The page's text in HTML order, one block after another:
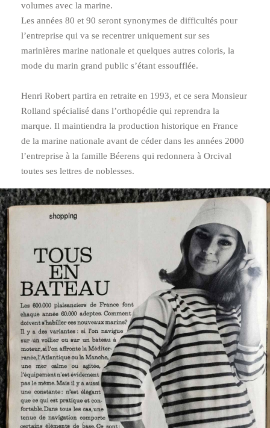
volumes avec la marine.
Les années 80 et 90 seront synonymes de difficultés pour
lʼentreprise qui va se recentrer uniquement sur ses
marinières marine nationale et quelques autres coloris, la
mode du marin grand public sʼétant essoufflée.
Henri Robert partira en retraite en 1993, et ce sera Monsieur
Rolland spécialisé dans lʼorthopédie qui reprendra la
marque. Il maintiendra la production historique en France
de la marine nationale avant de céder dans les années 2000
lʼentreprise à la famille Béerens qui redonnera à Orcival
toutes ses lettres de noblesses.